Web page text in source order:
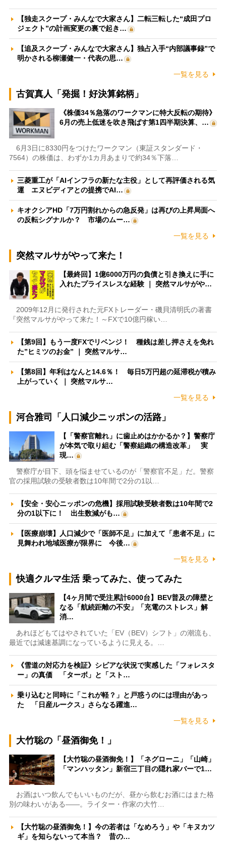
【独走スクープ・みんなで大家さん】二転三転した“成田プロ
ジェクト”の計画変更の裏で起き…
【追及スクープ・みんなで大家さん】独占入手“内部議事録”で
明かされる柳瀬健一・代表の思…
一覧を見る
古賀真人「発掘！好決算銘柄」
《株価34％急落のワークマンに特大反転の期待》
6月の売上低迷を吹き飛ばす第1四半期決算、…
6月3日に8330円をつけたワークマン（東証スタンダード・
7564）の株価は、わずか1カ月あまりで約34％下落…
三菱重工が「AIインフラの新たな主役」として再評価される気
運 エヌビディアとの提携でAI…
キオクシアHD「7万円割れからの急反発」は再びの上昇局面へ
の反転シグナルか？ 市場のムー…
一覧を見る
突然マルサがやって来た！
【最終回】1億6000万円の負債と引き換えに手に
入れたプライスレスな経験 ｜ 突然マルサがや…
2009年12月に発行された元FXトレーダー・磯貝清明氏の著書
『突然マルサがやって来た！～FXで10億円稼い…
【第9回】もう一度FXでリベンジ！ 種銭は差し押さえを免れ
た”ヒミツのお金” ｜ 突然マルサ…
【第8回】年利はなんと14.6％！ 毎日5万円超の延滞税が積み
上がっていく ｜ 突然マルサ…
一覧を見る
河合雅司「人口減少ニッポンの活路」
【「警察官離れ」に歯止めはかかるか？】警察庁
が本気で取り組む「警察組織の構造改革」 実
現…
警察庁が目下、頭を悩ませているのが「警察官不足」だ。警察
官の採用試験の受験者数は10年間で2分の1以…
【安全・安心ニッポンの危機】採用試験受験者数は10年間で2
分の1以下に！ 出生数減がも…
【医療崩壊】人口減少で「医師不足」に加えて「患者不足」に
見舞われ地域医療が限界に 今後…
一覧を見る
快適クルマ生活 乗ってみた、使ってみた
【4ヶ月間で受注累計6000台】BEV普及の障壁と
なる「航続距離の不安」「充電のストレス」解
消…
あれほどもてはやされていた「EV（BEV）シフト」の潮流も、
最近では減速基調になっているように見える。…
《雪道の対応力を検証》シビアな状況で実感した「フォレスタ
ー」の真価 「ターボ」と「スト…
乗り込むと同時に「これが軽？」と戸惑うのには理由があっ
た 「日産ルークス」さらなる躍進…
一覧を見る
大竹聡の「昼酒御免！」
【大竹聡の昼酒御免！】「ネグローニ」「山崎」
「マンハッタン」新宿三丁目の隠れ家バーで1…
お酒はいつ飲んでもいいものだが、昼から飲むお酒にはまた格
別の味わいがある――。ライター・作家の大竹…
【大竹聡の昼酒御免！】今の若者は「なめろう」や「キヌカツ
ギ」を知らないって本当？ 昔の…